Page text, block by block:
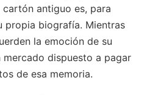
cartón antiguo es, para
propia biografía. Mientras
la emoción de su
dispuesto a pagar
de esa memoria.